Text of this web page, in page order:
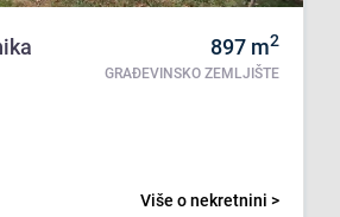
897 m2
GRAĐEVINSKO ZEMLJIŠTE
Više o nekretnini >